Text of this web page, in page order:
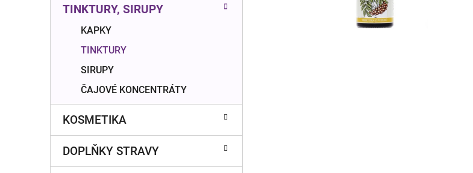
TINKTURY, SIRUPY
KAPKY
TINKTURY
SIRUPY
ČAJOVÉ KONCENTRÁTY
KOSMETIKA
DOPLŇKY STRAVY